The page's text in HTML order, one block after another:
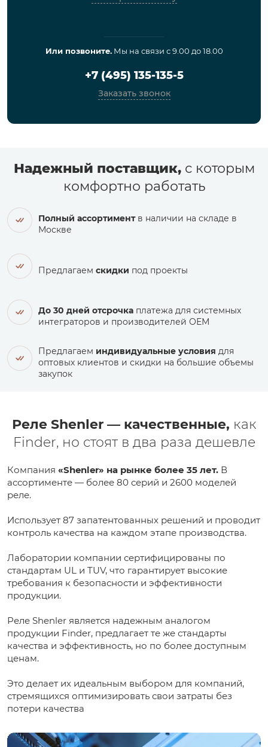
Или позвоните.Мы на связи с 9.00 до 18.00
+7 (495) 135-135-5
Заказать звонок
Надежный поставщик,с которым
комфортно работать
Полный ассортиментв наличии на складе в
Москве
Предлагаем скидки под проекты
До 30 дней отсрочка платежа для системных
интеграторов и производителей ОЕМ
Предлагаем индивидуальные условия для
оптовых клиентов и скидки на большие объемы
закупок
Реле Shenler — качественные, как
Finder, но стоят в два раза дешевле
Компания «Shenler» на рынке более 35 лет. В
ассортименте — более 80 серий и 2600 моделей
реле.
Использует 87 запатентованных решений и проводит
контроль качества на каждом этапе производства.
Лаборатории компании сертифицированы по
стандартам UL и TUV, что гарантирует высокие
требования к безопасности и эффективности
продукции.
Реле Shenler является надежным аналогом
продукции Finder, предлагает те же стандарты
качества и эффективность, но по более доступным
ценам.
Это делает их идеальным выбором для компаний,
стремящихся оптимизировать свои затраты без
потери качества